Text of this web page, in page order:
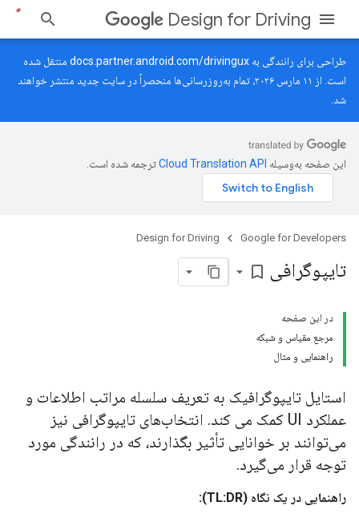
Design for Driving
طراحی برای رانندگی به docs.partner.android.com/drivingux منتقل شده
است. از ۱۱ مارس ۲۰۲۶، تمام به‌روزرسانی‌ها منحصراً در سایت جدید منتشر خواهند
شد.
این صفحه به‌وسیله ترجمه شده است.
Google for Developers
Design for Driving
تایپوگرافی bookmark_border
در این صفحه
مرجع مقیاس و شبکه
راهنمایی و مثال
استایل تایپوگرافیک به تعریف سلسله مراتب اطلاعات و
عملکرد UI کمک می کند. انتخاب‌های تایپوگرافی نیز
می‌توانند بر خوانایی تأثیر بگذارند، که در رانندگی مورد
توجه قرار می‌گیرد.
راهنمایی در یک نگاه (TL:DR):